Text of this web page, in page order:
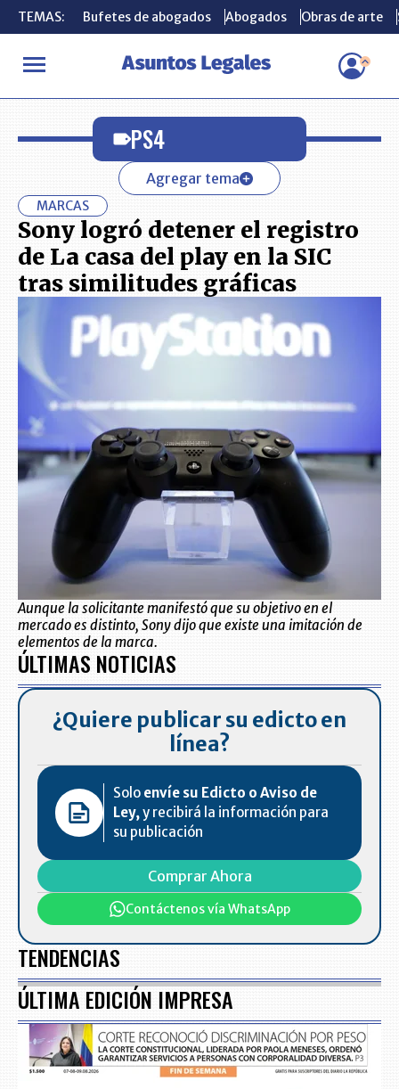
TEMAS: Bufetes de abogados Abogados Obras de arte
INICIO PS4
TEMAS: Bufetes de abogados Abogados Obras de arte
PS4
Agregar tema
MARCAS
Sony logró detener el registro
de La casa del play en la SIC
tras similitudes gráficas
Aunque la solicitante manifestó que su objetivo en el
mercado es distinto, Sony dijo que existe una imitación de
elementos de la marca.
ÚLTIMAS NOTICIAS
¿Quiere publicar su edicto en
línea?
Solo envíe su Edicto o Aviso de
Ley,y recibirá la información para
su publicación
Comprar Ahora
Contáctenos vía WhatsApp
TENDENCIAS
ÚLTIMA EDICIÓN IMPRESA